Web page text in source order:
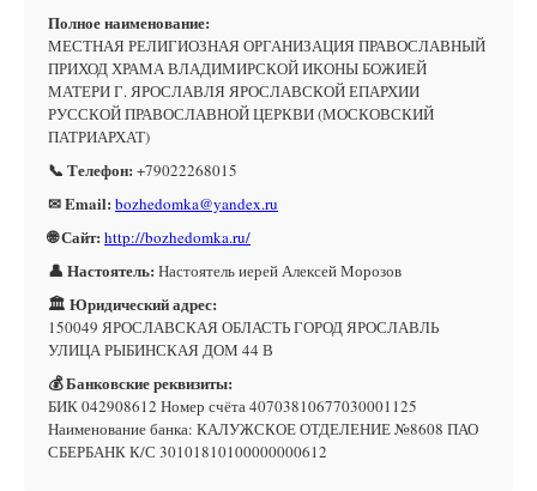
Полное наименование:
МЕСТНАЯ РЕЛИГИОЗНАЯ ОРГАНИЗАЦИЯ ПРАВОСЛАВНЫЙ
ПРИХОД ХРАМА ВЛАДИМИРСКОЙ ИКОНЫ БОЖИЕЙ
МАТЕРИ Г. ЯРОСЛАВЛЯ ЯРОСЛАВСКОЙ ЕПАРХИИ
РУССКОЙ ПРАВОСЛАВНОЙ ЦЕРКВИ (МОСКОВСКИЙ
ПАТРИАРХАТ)
📞 Телефон: +79022268015
✉ Email: bozhedomka@yandex.ru
🌐 Сайт: http://bozhedomka.ru/
👤 Настоятель: Настоятель иерей Алексей Морозов
🏛 Юридический адрес:
150049 ЯРОСЛАВСКАЯ ОБЛАСТЬ ГОРОД ЯРОСЛАВЛЬ
УЛИЦА РЫБИНСКАЯ ДОМ 44 В
💰 Банковские реквизиты:
БИК 042908612 Номер счёта 40703810677030001125
Наименование банка: КАЛУЖСКОЕ ОТДЕЛЕНИЕ №8608 ПАО
СБЕРБАНК К/С 30101810100000000612